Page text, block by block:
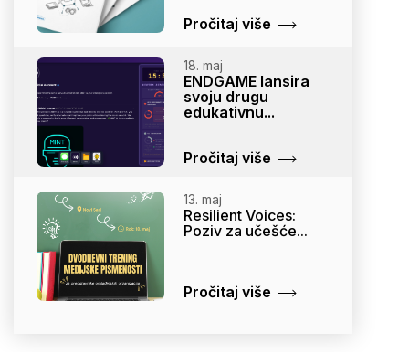
Pročitaj više
18. maj
ENDGAME lansira
svoju drugu
edukativnu...
Pročitaj više
13. maj
Resilient Voices:
Poziv za učešće...
Pročitaj više